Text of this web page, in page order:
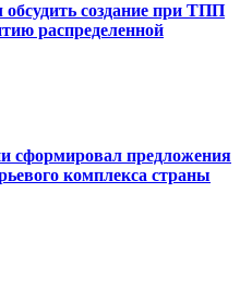
создание при ТПП
распределенной
сформировал предложения
комплекса страны